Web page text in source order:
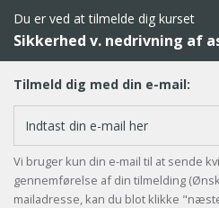
Du er ved at tilmelde dig kurset
Sikkerhed v. nedrivning af
Tilmeld dig med din e-mail:
Vi bruger kun din e-mail til at sende
gennemførelse af din tilmelding
mailadresse, kan du blot klikke